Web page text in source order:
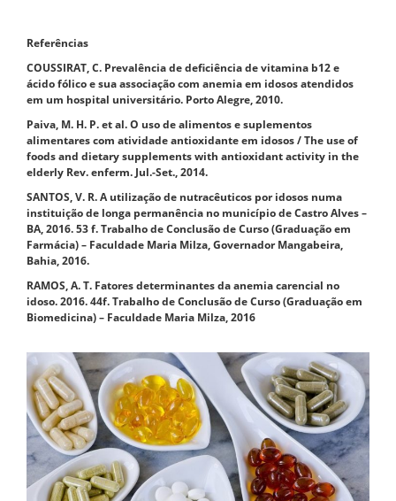
Referências
COUSSIRAT, C. Prevalência de deficiência de vitamina b12 e
ácido fólico e sua associação com anemia em idosos atendidos
em um hospital universitário. Porto Alegre, 2010.
Paiva, M. H. P. et al. O uso de alimentos e suplementos
alimentares com atividade antioxidante em idosos / The use of
foods and dietary supplements with antioxidant activity in the
elderly Rev. enferm. Jul.-Set., 2014.
SANTOS, V. R.A utilização de nutracêuticos por idosos numa
instituição de longa permanência no município de Castro Alves –
BA, 2016. 53 f. Trabalho de Conclusão de Curso (Graduação em
Farmácia) – Faculdade Maria Milza, Governador Mangabeira,
Bahia, 2016.
RAMOS, A. T. Fatores determinantes da anemia carencial no
idoso.2016. 44f. Trabalho de Conclusão de Curso (Graduação em
Biomedicina) – Faculdade Maria Milza, 2016